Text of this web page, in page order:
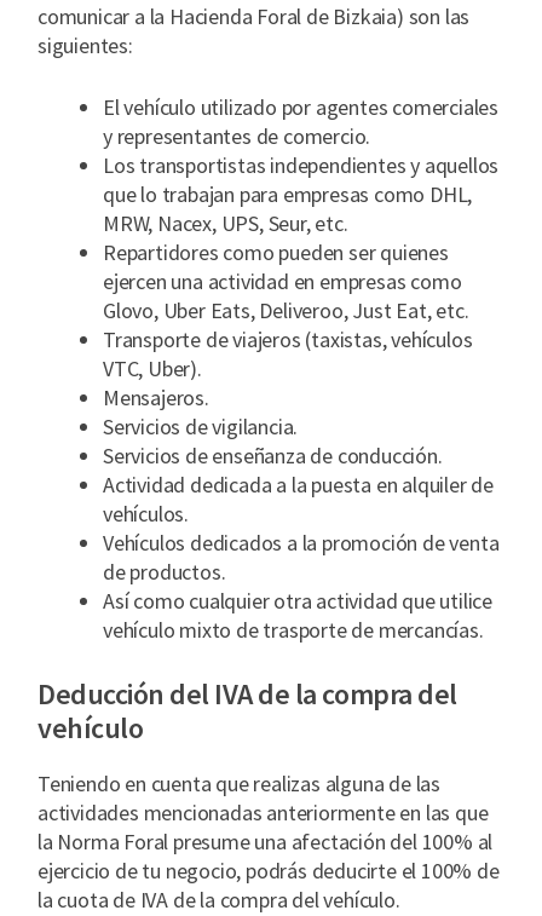
comunicar a la Hacienda Foral de Bizkaia) son las
siguientes:
El vehículo utilizado por agentes comerciales
y representantes de comercio.
Los transportistas independientes y aquellos
que lo trabajan para empresas como DHL,
MRW, Nacex, UPS, Seur, etc.
Repartidores como pueden ser quienes
ejercen una actividad en empresas como
Glovo, Uber Eats, Deliveroo, Just Eat, etc.
Transporte de viajeros (taxistas, vehículos
VTC, Uber).
Mensajeros.
Servicios de vigilancia.
Servicios de enseñanza de conducción.
Actividad dedicada a la puesta en alquiler de
vehículos.
Vehículos dedicados a la promoción de venta
de productos.
Así como cualquier otra actividad que utilice
vehículo mixto de trasporte de mercancías.
Deducción del IVA de la compra del
vehículo
Teniendo en cuenta que realizas alguna de las
actividades mencionadas anteriormente en las que
la Norma Foral presume una afectación del 100% al
ejercicio de tu negocio, podrás deducirte el 100% de
la cuota de IVA de la compra del vehículo.